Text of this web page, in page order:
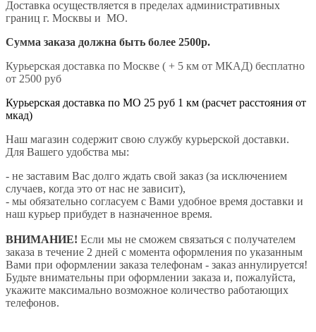
Доставка осуществляется в пределах административных
границ г. Москвы и МО.
Сумма заказа должна быть более 2500р.
Курьерская доставка по Москве ( + 5 км от МКАД) бесплатно
от 2500 руб
Курьерская доставка по МО 25 руб 1 км (расчет расстояния от
мкад)
Наш магазин содержит свою службу курьерской доставки.
Для Вашего удобства мы:
- не заставим Вас долго ждать свой заказ (за исключением
случаев, когда это от нас не зависит),
- мы обязательно согласуем с Вами удобное время доставки и
наш курьер прибудет в назначенное время.
ВНИМАНИЕ! Если мы не сможем связаться с получателем
заказа в течение 2 дней с момента оформления по указанным
Вами при оформлении заказа телефонам - заказ аннулируется!
Будьте внимательны при оформлении заказа и, пожалуйста,
укажите максимально возможное количество работающих
телефонов.